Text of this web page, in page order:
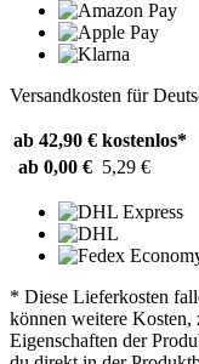
Versandkosten für
ab 42,90 € kostenlos*
ab 0,00 € 5,29 €
* Diese Lieferkosten
können weitere
Eigenschaften der